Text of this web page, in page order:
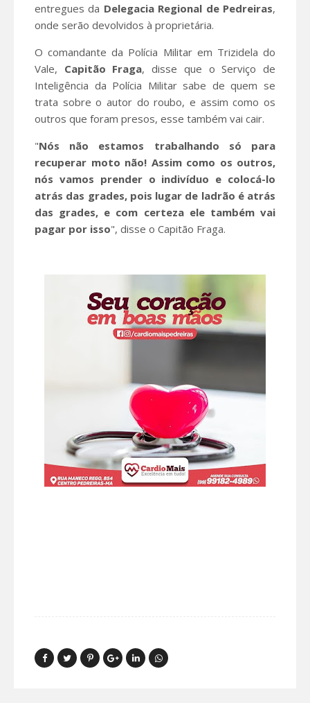
entregues da Delegacia Regional de Pedreiras,
onde serão devolvidos à proprietária.
O comandante da Polícia Militar em Trizidela do
Vale, Capitão Fraga, disse que o Serviço de
Inteligência da Polícia Militar sabe de quem se
trata sobre o autor do roubo, e assim como os
outros que foram presos, esse também vai cair.
"Nós não estamos trabalhando só para
recuperar moto não! Assim como os outros,
nós vamos prender o indivíduo e colocá-lo
atrás das grades, pois lugar de ladrão é atrás
das grades, e com certeza ele também vai
pagar por isso", disse o Capitão Fraga.